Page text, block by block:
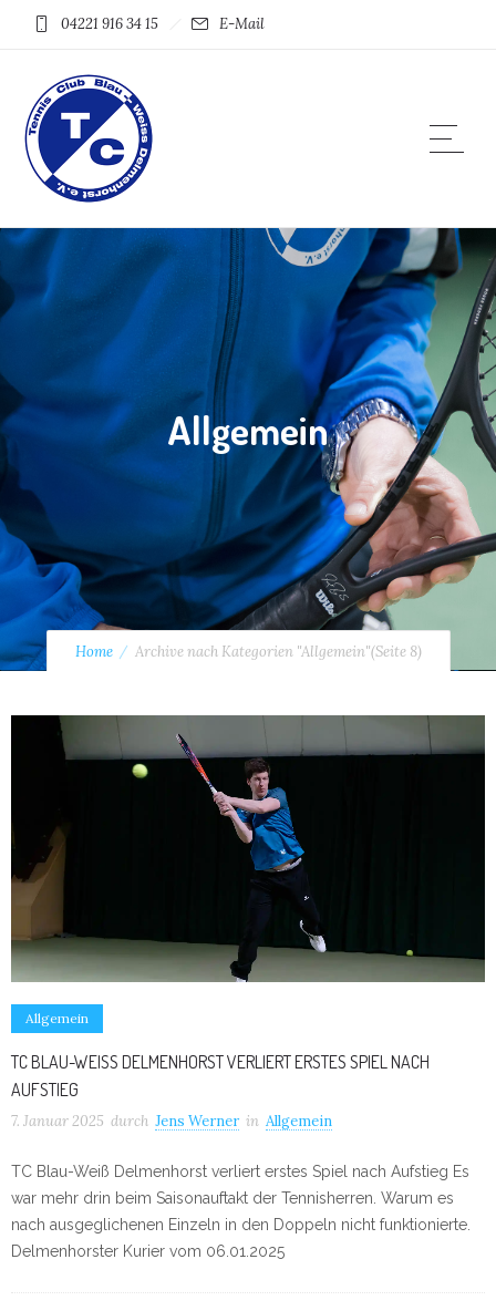
04221 916 34 15 E-Mail
Allgemein
Home Archive nach Kategorien "Allgemein"(Seite 8)
Allgemein
TC BLAU-WEISS DELMENHORST VERLIERT ERSTES SPIEL NACH A
UFSTIEG
7. Januar 2025 durch Jens Werner in Allgemein
TC Blau-Weiß Delmenhorst verliert erstes Spiel nach Aufstieg Es
war mehr drin beim Saisonauftakt der Tennisherren. Warum es
nach ausgeglichenen Einzeln in den Doppeln nicht funktionierte.
Delmenhorster Kurier vom 06.01.2025